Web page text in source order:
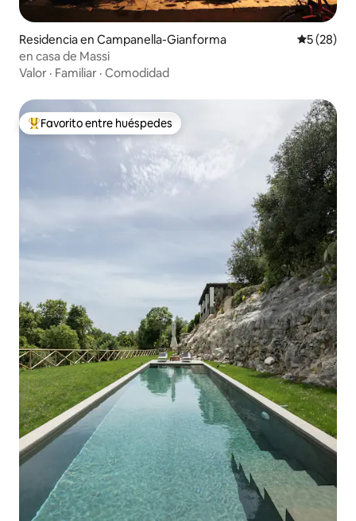
Residencia en Campanella-Gianforma
5 (28)
en casa de Massi
Valor · Familiar · Comodidad
De los mejores en Favorito entre huéspedes
Favorito entre huéspedes